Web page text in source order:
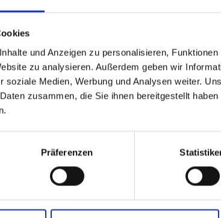
und Anzeigen zu personalisieren,
zu analysieren. Außerdem geben wir
soziale Medien, Werbung und Analysen weiter.
zusammen, die Sie ihnen bereitgestellt
Präferenzen
eine Kur: